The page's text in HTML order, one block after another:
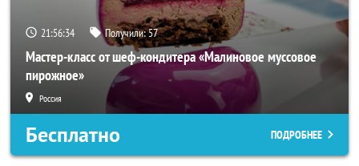
21:56:34 Получили:57
Мастер-класс от шеф-кондитера «Малиновое муссовое
пирожное»
Россия
Бесплатно ПОДРОБНЕЕ